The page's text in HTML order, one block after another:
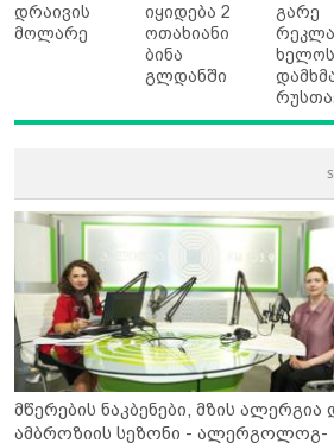
დრაივის
მოლარე
იყიდება 2
ოთახიანი
ბინა
გლდანში
გარე
მწერების ნაკბენები, მზის ალერგია
ამბროზიის სეზონი - ალერგოლოგ-